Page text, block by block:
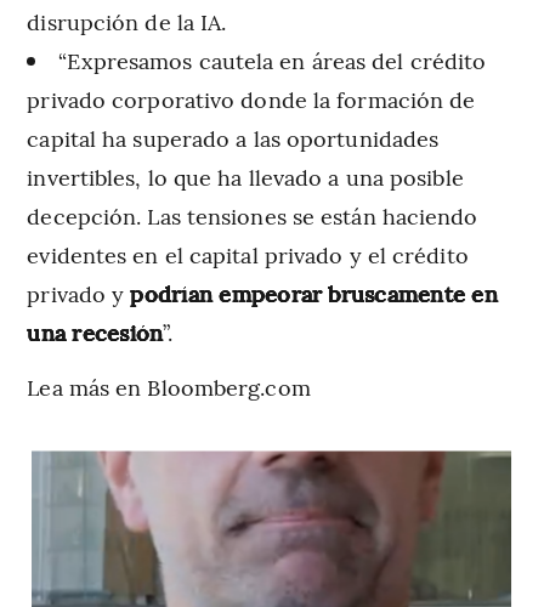
disrupción de la IA.
“Expresamos cautela en áreas del crédito
privado corporativo donde la formación de
capital ha superado a las oportunidades
invertibles, lo que ha llevado a una posible
decepción. Las tensiones se están haciendo
evidentes en el capital privado y el crédito
privado ypodrían empeorar bruscamente en
una recesión”.
Lea más en Bloomberg.com